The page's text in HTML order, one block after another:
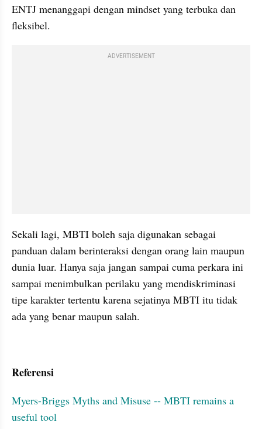
ENTJ menanggapi dengan mindset yang terbuka dan
fleksibel.
ADVERTISEMENT
Sekali lagi, MBTI boleh saja digunakan sebagai
panduan dalam berinteraksi dengan orang lain maupun
dunia luar. Hanya saja jangan sampai cuma perkara ini
sampai menimbulkan perilaku yang mendiskriminasi
tipe karakter tertentu karena sejatinya MBTI itu tidak
ada yang benar maupun salah.
Referensi
Myers-Briggs Myths and Misuse -- MBTI remains a
useful tool